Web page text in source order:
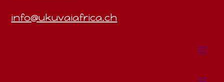
info@ukuvaiafrica.ch